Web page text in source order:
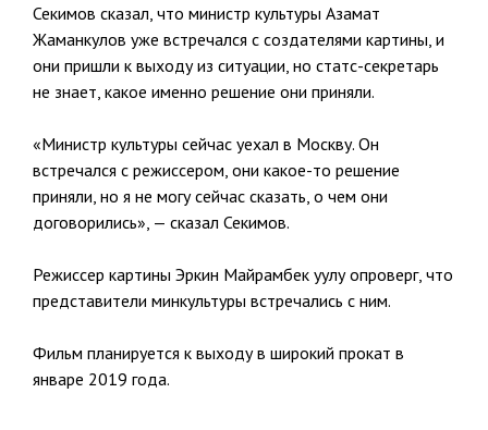
Секимов сказал, что министр культуры Азамат
Жаманкулов уже встречался с создателями картины, и
они пришли к выходу из ситуации, но статс-секретарь
не знает, какое именно решение они приняли.
«Министр культуры сейчас уехал в Москву. Он
встречался с режиссером, они какое-то решение
приняли, но я не могу сейчас сказать, о чем они
договорились», — сказал Секимов.
Режиссер картины Эркин Майрамбек уулу опроверг, что
представители минкультуры встречались с ним.
Фильм планируется к выходу в широкий прокат в
январе 2019 года.